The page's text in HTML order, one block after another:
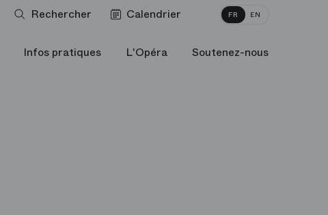
Rechercher Calendrier FR EN
Infos pratiques L'Opéra Soutenez-nous